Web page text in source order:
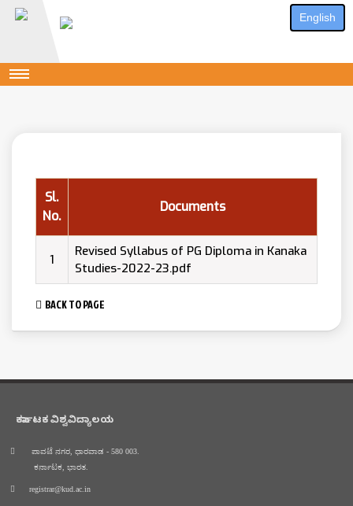
English
Sl.
No.
Documents
1
Revised Syllabus of PG Diploma in Kanaka
Studies-2022-23.pdf
BACK TO PAGE
ಕರ್ನಾಟಕ ವಿಶ್ವವಿದ್ಯಾಲಯ
ಪಾವಟೆ ನಗರ, ಧಾರವಾಡ - 580 003.
ಕರ್ನಾಟಕ, ಭಾರತ.
registrar@kud.ac.in